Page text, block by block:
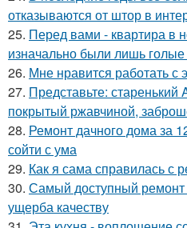
отказываются от штор в
25. Перед вами - квартира в
изначально были лишь
26. Мне нравится работать с
27. Представьте: старенький
покрытый ржавчиной,
28. Ремонт дачного дома за
сойти с ума
29. Как я сама справилась с
30. Самый доступный ремонт
ущерба качеству